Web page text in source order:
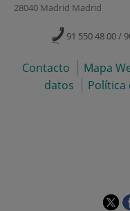
28040 Madrid Madrid
91 550 48 00 /
Contacto Mapa
datos
Política